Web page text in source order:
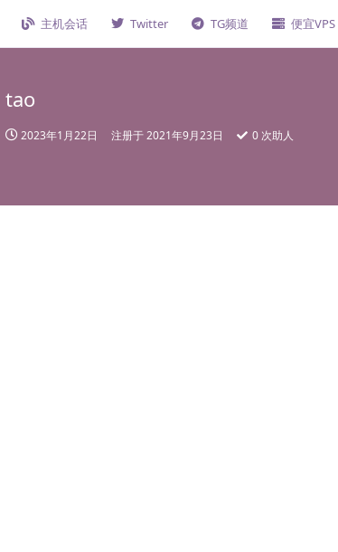
主机会话 Twitter TG频道 便宜VPS
tao
2023年1月22日 注册于2021年9月23日 0 次助人